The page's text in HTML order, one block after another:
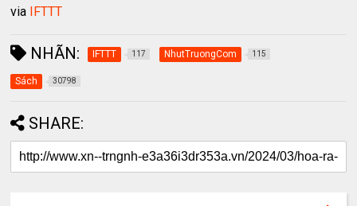
via IFTTT
NHÃN: IFTTT 117 NhutTruongCom 115
Sách 30798
SHARE: